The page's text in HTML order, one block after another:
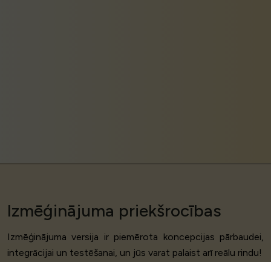
Izmēģinājuma priekšrocības
Izmēģinājuma versija ir piemērota koncepcijas pārbaudei,
integrācijai un testēšanai, un jūs varat palaist arī reālu rindu!